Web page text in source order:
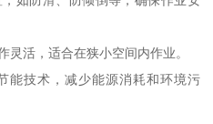
灵活，适合在狭小空间内作业。
能技术，减少能源消耗和环境污